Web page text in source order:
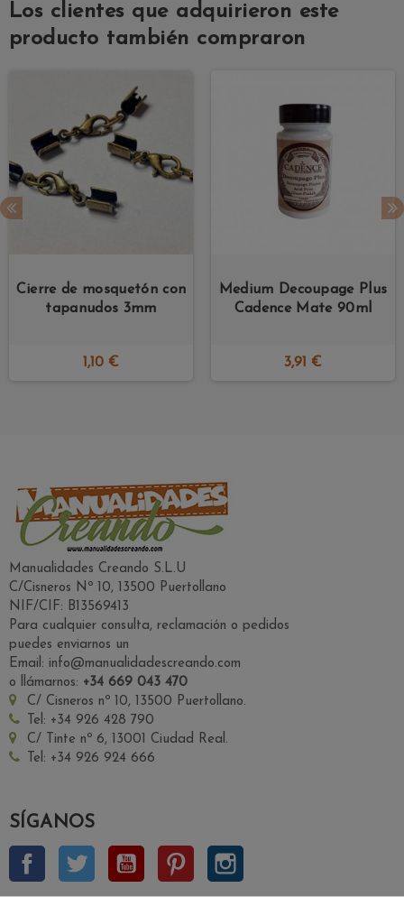
Los clientes que adquirieron este
producto también compraron
Cierre de mosquetón con
tapanudos 3mm
1,10 €
Medium Decoupage Plus
Cadence Mate 90ml
3,91 €
Manualidades Creando S.L.U
C/Cisneros Nº 10, 13500 Puertollano
NIF/CIF: B13569413
Para cualquier consulta, reclamación o pedidos
puedes enviarnos un
Email: info@manualidadescreando.com
o llámarnos: +34 669 043 470
C/ Cisneros nº 10, 13500 Puertollano.
Tel: +34 926 428 790
C/ Tinte nº 6, 13001 Ciudad Real.
Tel: +34 926 924 666
SÍGANOS
Facebook Twitter YouTube Pinterest